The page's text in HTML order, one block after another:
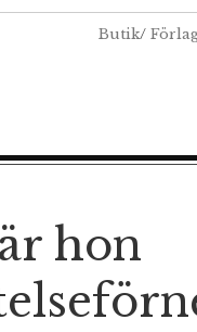
Butik/
hon